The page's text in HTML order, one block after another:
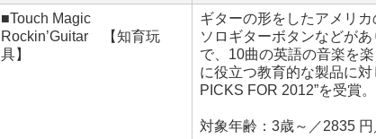
■Touch Magic
Rockin’Guitar 【知育玩
具】
ギターの形をしたアメリカ
ソロギターボタンなどが
で、10曲の英語の音楽を
に役立つ教育的な製品に対
PICKS FOR 2012”を受賞。
対象年齢：3歳～／2835